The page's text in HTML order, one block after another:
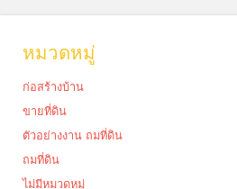
หมวดหมู่
ก่อสร้างบ้าน
ขายที่ดิน
ตัวอย่างงาน ถมที่ดิน
ถมที่ดิน
ไม่มีหมวดหมู่